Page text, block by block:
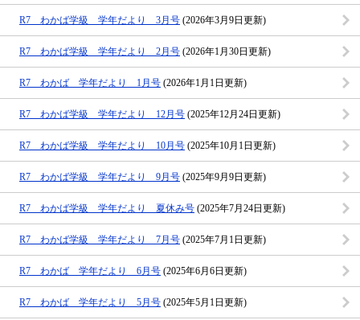
R7 わかば学級 学年だより 3月号 (2026年3月9日更新)
R7 わかば学級 学年だより 2月号 (2026年1月30日更新)
R7 わかば 学年だより 1月号 (2026年1月1日更新)
R7 わかば学級 学年だより 12月号 (2025年12月24日更新)
R7 わかば学級 学年だより 10月号 (2025年10月1日更新)
R7 わかば学級 学年だより 9月号 (2025年9月9日更新)
R7 わかば学級 学年だより 夏休み号 (2025年7月24日更新)
R7 わかば学級 学年だより 7月号 (2025年7月1日更新)
R7 わかば 学年だより 6月号 (2025年6月6日更新)
R7 わかば 学年だより 5月号 (2025年5月1日更新)